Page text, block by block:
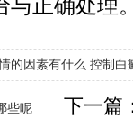
与正确处理
的因素有什么 控制白
些呢 下一篇